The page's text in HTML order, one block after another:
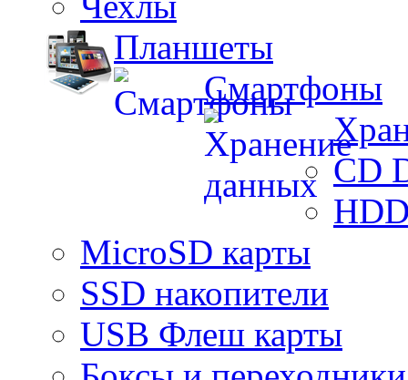
Планшеты
Смартфоны
CD
MicroSD карты
SSD накопители
USB Флеш карты